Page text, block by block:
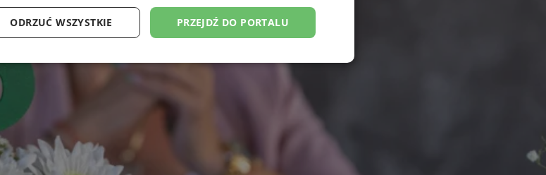
PRZEJDŹ DO PORTALU
ODRZUĆ WSZYSTKIE
Targetowanie Funkcjonalność Niesklasyfikowane
Targetowanie Funkcjonalność